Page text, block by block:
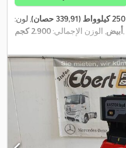
250 كيلوواط (339,91 حصان)
, لون:
أبيض, الوزن الإجمالي:2.900 كجم ,